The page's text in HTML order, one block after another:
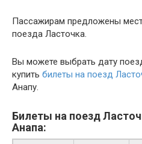
Пассажирам предложены
поезда Ласточка.
Вы можете выбрать дату
купить билеты на поезд
Анапу.
Билеты на поезд
Анапа: